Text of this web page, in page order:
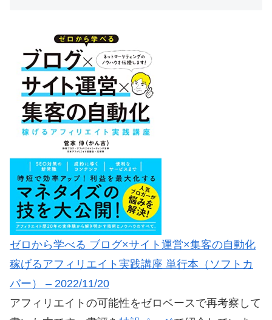
ゼロから学べる ブログ×サイト運営×集客の自動化
稼げるアフィリエイト実践講座 単行本（ソフトカ
バー） – 2022/11/20
アフィリエイトの可能性をゼロベースで再考察して